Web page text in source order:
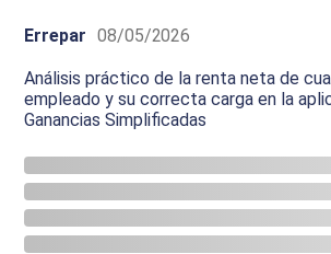
Errepar 08/05/2026
Análisis práctico de la renta neta de
empleado y su correcta carga en la
Ganancias Simplificadas